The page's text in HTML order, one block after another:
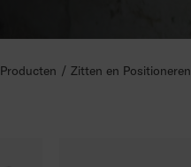
Producten Zitten en Positioneren